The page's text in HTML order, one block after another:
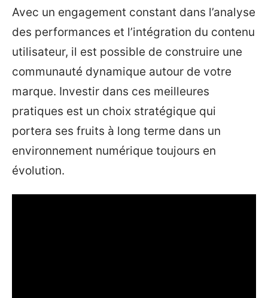
Avec un engagement constant dans l’analyse
des performances et l’intégration du contenu
utilisateur, il est possible de construire une
communauté dynamique autour de votre
marque. Investir dans ces meilleures
pratiques est un choix stratégique qui
portera ses fruits à long terme dans un
environnement numérique toujours en
évolution.